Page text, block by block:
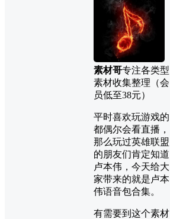
素材哥专注各类型
素材收集整理（会
员低至38元）
平时喜欢玩游戏的
都偶尔会看直播，
那么玩过英雄联盟
的朋友们肯定知道
卢本伟，今天给大
家带来的就是卢本
伟语音包合集。
有需要到这个素材